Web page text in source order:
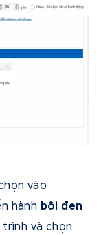
vào
hành bôi đen
và chọn